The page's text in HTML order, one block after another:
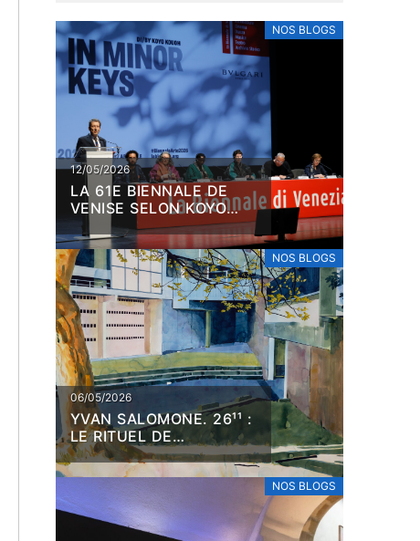
NOS BLOGS
12/05/2026
LA 61E BIENNALE DE
VENISE SELON KOYO
KOUOH
NOS BLOGS
06/05/2026
YVAN SALOMONE. 26¹¹ :
LE RITUEL DE
L’AQUARELLE
NOS BLOGS